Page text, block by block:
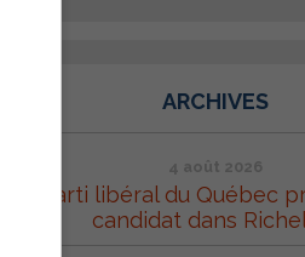
ARCHIVES
4 août 2026
Le Parti libéral du Québec
candidat dans